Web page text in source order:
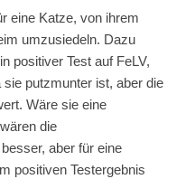
eine Katze, von ihrem
umzusiedeln. Dazu
positiver Test auf FeLV,
putzmunter ist, aber die
Wäre sie eine
die
aber für eine
positiven Testergebnis